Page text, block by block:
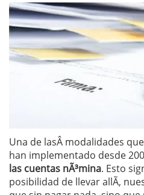
Una de lasÂ modalidades que
han implementado desde
las cuentas nÃ³mina. Esto
posibilidad de llevar allÃ­,